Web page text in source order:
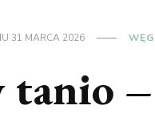
31 MARCA 2026